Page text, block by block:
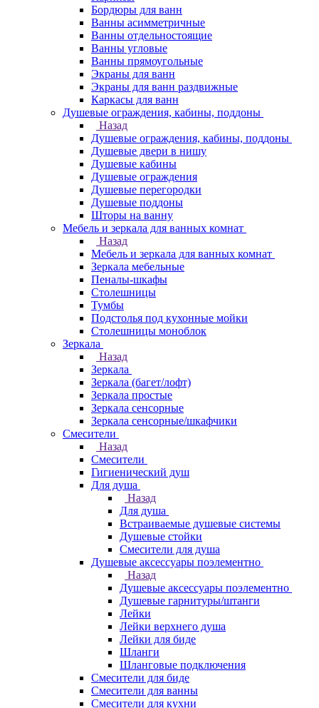
Бордюры для ванн
Ванны асимметричные
Ванны отдельностоящие
Ванны угловые
Ванны прямоугольные
Экраны для ванн
Экраны для ванн раздвижные
Каркасы для ванн
Душевые ограждения, кабины, поддоны
Назад
Душевые ограждения, кабины, поддоны
Душевые двери в нишу
Душевые кабины
Душевые ограждения
Душевые перегородки
Душевые поддоны
Шторы на ванну
Мебель и зеркала для ванных комнат
Назад
Мебель и зеркала для ванных комнат
Зеркала мебельные
Пеналы-шкафы
Столешницы
Тумбы
Подстолья под кухонные мойки
Столешницы моноблок
Зеркала
Назад
Зеркала
Зеркала (багет/лофт)
Зеркала простые
Зеркала сенсорные
Зеркала сенсорные/шкафчики
Смесители
Назад
Смесители
Гигиенический душ
Для душа
Назад
Для душа
Встраиваемые душевые системы
Душевые стойки
Смесители для душа
Душевые аксессуары поэлементно
Назад
Душевые аксессуары поэлементно
Душевые гарнитуры/штанги
Лейки
Лейки верхнего душа
Лейки для биде
Шланги
Шланговые подключения
Смесители для биде
Смесители для ванны
Смесители для кухни